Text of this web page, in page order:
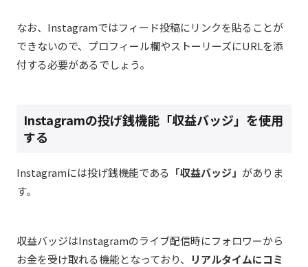
なお、Instagramではフィード投稿にリンクを貼ることが
できないので、プロフィール欄やストーリーズにURLを添
付する必要があるでしょう。
Instagramの投げ銭機能「収益バッジ」を使用
する
Instagramには投げ銭機能である 「収益バッジ」 がありま
す。
収益バッジはInstagramのライブ配信時にフォロワーから
お金を受け取れる機能となっており、
リアルタイムにコミ